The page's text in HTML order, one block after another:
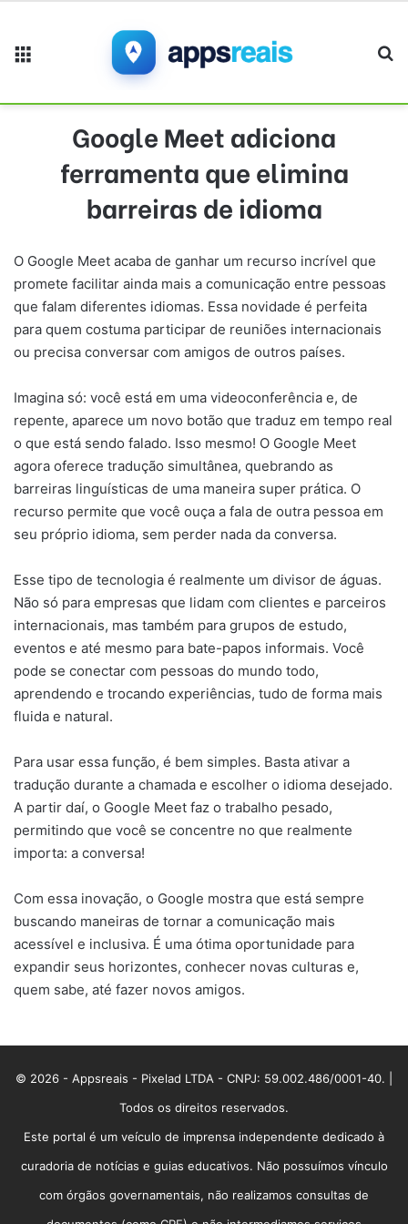
Google Meet adiciona
ferramenta que elimina
barreiras de idioma
O Google Meet acaba de ganhar um recurso incrível que
promete facilitar ainda mais a comunicação entre pessoas
que falam diferentes idiomas. Essa novidade é perfeita
para quem costuma participar de reuniões internacionais
ou precisa conversar com amigos de outros países.
Imagina só: você está em uma videoconferência e, de
repente, aparece um novo botão que traduz em tempo real
o que está sendo falado. Isso mesmo! O Google Meet
agora oferece tradução simultânea, quebrando as
barreiras linguísticas de uma maneira super prática. O
recurso permite que você ouça a fala de outra pessoa em
seu próprio idioma, sem perder nada da conversa.
Esse tipo de tecnologia é realmente um divisor de águas.
Não só para empresas que lidam com clientes e parceiros
internacionais, mas também para grupos de estudo,
eventos e até mesmo para bate-papos informais. Você
pode se conectar com pessoas do mundo todo,
aprendendo e trocando experiências, tudo de forma mais
fluida e natural.
Para usar essa função, é bem simples. Basta ativar a
tradução durante a chamada e escolher o idioma desejado.
A partir daí, o Google Meet faz o trabalho pesado,
permitindo que você se concentre no que realmente
importa: a conversa!
Com essa inovação, o Google mostra que está sempre
buscando maneiras de tornar a comunicação mais
acessível e inclusiva. É uma ótima oportunidade para
expandir seus horizontes, conhecer novas culturas e,
quem sabe, até fazer novos amigos.
© 2026 - Appsreais - Pixelad LTDA - CNPJ: 59.002.486/0001-40. |
Todos os direitos reservados.
Este portal é um veículo de imprensa independente dedicado à
curadoria de notícias e guias educativos. Não possuímos vínculo
com órgãos governamentais, não realizamos consultas de